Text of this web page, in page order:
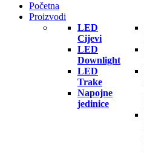
Početna
Proizvodi
LED
Cijevi
LED
Downlight
LED
Trake
Napojne
jedinice